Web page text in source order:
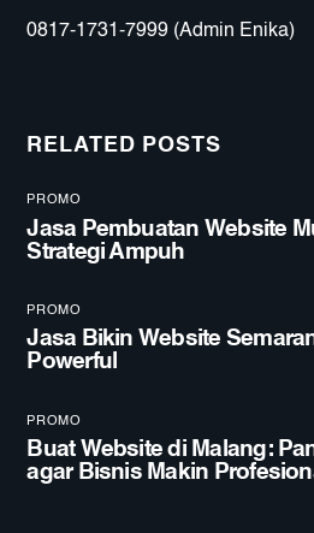
0817-1731-7999 (Admin Enika)
RELATED POSTS
PROMO
Jasa Pembuatan Website
Strategi Ampuh
PROMO
Jasa Bikin Website
Powerful
PROMO
Buat Website di Malang:
agar Bisnis Makin